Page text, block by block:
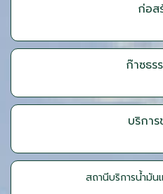
ก่อส
ก๊าซธร
บริกา
สถานีบริการน้ำมัน